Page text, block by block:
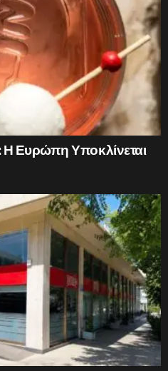
Η Ευρώπη Υποκλίνεται